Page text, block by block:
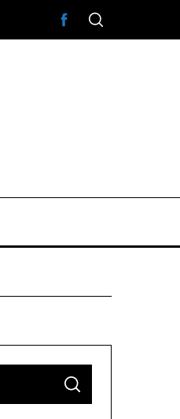
S
A